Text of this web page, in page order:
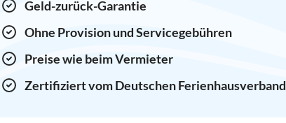
Geld-zurück-Garantie
Ohne Provision und Servicegebühren
Preise wie beim Vermieter
Zertifiziert vom Deutschen Ferienhausverband